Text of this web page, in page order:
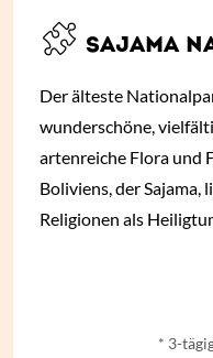
SAJAMA
Der älteste
wunderschöne,
artenreiche Flora und
Boliviens, der Sajama,
Religionen als
* 3-